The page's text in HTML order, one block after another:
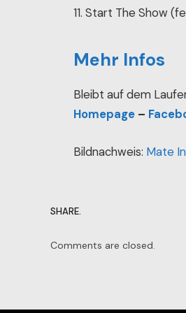
11. Start The Show
Mehr Infos
Bleibt auf dem
Homepage –
Bildnachweis: Mate
SHARE.
Comments are closed.